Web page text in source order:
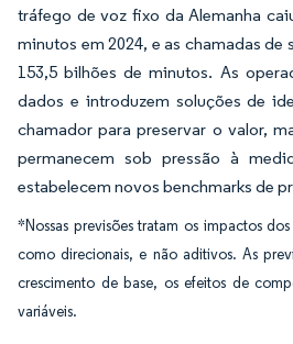
tráfego de voz fixo da Alemanha
minutos em 2024, e as chamadas de
153,5 bilhões de minutos. As
dados e introduzem soluções de
chamador para preservar o valor,
permanecem sob pressão à
estabelecem novos benchmarks de
*Nossas previsões tratam os impactos
como direcionais, e não aditivos. As
crescimento de base, os efeitos de
variáveis.